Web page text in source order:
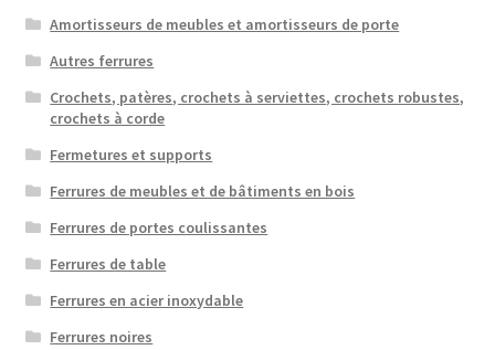
Amortisseurs de meubles et amortisseurs de porte
Autres ferrures
Crochets, patères, crochets à serviettes, crochets robustes,
crochets à corde
Fermetures et supports
Ferrures de meubles et de bâtiments en bois
Ferrures de portes coulissantes
Ferrures de table
Ferrures en acier inoxydable
Ferrures noires